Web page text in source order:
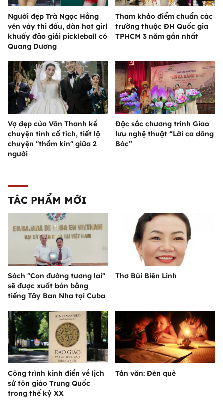
Người đẹp Trà Ngọc Hằng
vén váy thi đấu, dàn hot girl
khuấy đảo giải pickleball có
Quang Dương
Tham khảo điểm chuẩn các
trường thuộc ĐH Quốc gia
TPHCM 3 năm gần nhất
Vợ đẹp của Văn Thanh kể
chuyện tình cổ tích, tiết lộ
chuyện "thầm kín" giữa 2
người
Đặc sắc chương trình Giao
lưu nghệ thuật “Lời ca dâng
Bác”
TÁC PHẨM MỚI
Sách "Con đường tương lai"
sẽ được xuất bản bằng
tiếng Tây Ban Nha tại Cuba
Thơ Bùi Biên Linh
Công trình kinh điển về lịch
sử tôn giáo Trung Quốc
trong thế kỷ XX
Tản văn: Đèn quê